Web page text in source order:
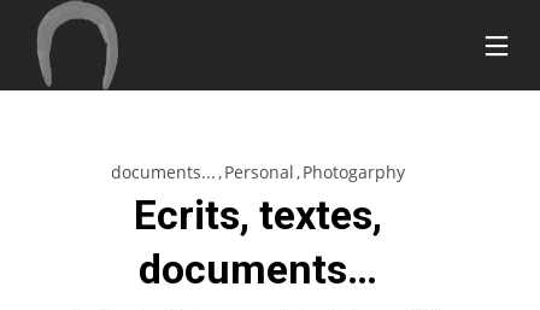
17
SEPTEMBRE
2018
BONJOUR
TOUT LE
26
MARS
2015
STYLE
20
MARS
2015
THE
documents... Personal Photogarphy
Ecrits, textes,
documents…